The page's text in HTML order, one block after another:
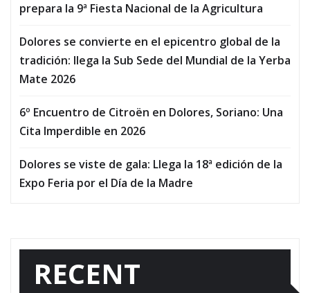
prepara la 9ª Fiesta Nacional de la Agricultura
Dolores se convierte en el epicentro global de la
tradición: llega la Sub Sede del Mundial de la Yerba
Mate 2026
6º Encuentro de Citroën en Dolores, Soriano: Una
Cita Imperdible en 2026
Dolores se viste de gala: Llega la 18ª edición de la
Expo Feria por el Día de la Madre
RECENT